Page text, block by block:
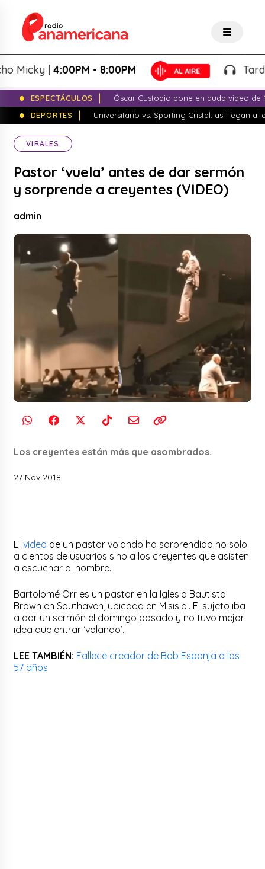
|4:00PM - 8:00PM Tardeo
ESPECTÁCULOS
Óscar Custodio pone en duda video de
DEPORTES
Universitario vs. Sporting Cristal: así llegan al
VIRALES
Pastor ‘vuela’ antes de dar sermón
y sorprende a creyentes (VIDEO)
admin
Los creyentes están más que asombrados.
27 Nov 2018
Elvideo de un pastor volando ha sorprendido no solo
a cientos de usuarios sino a los creyentes que asisten
a escuchar al hombre.
Bartolomé Orr es un pastor en la Iglesia Bautista
Brown en Southaven, ubicada en Misisipi. El sujeto iba
a dar un sermón el domingo pasado y no tuvo mejor
idea que entrar ‘volando’.
LEE TAMBIÉN: Fallece creador de Bob Esponja a los
57 años